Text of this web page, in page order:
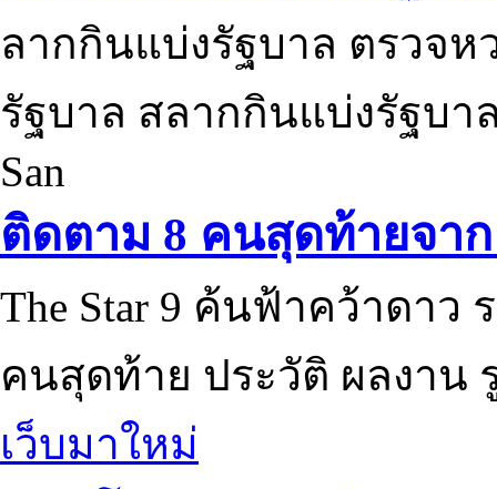
ลากกินแบ่งรัฐบาล ตรวจ
รัฐบาล สลากกินแบ่งรัฐบา
San
ติดตาม 8 คนสุดท้ายจาก
The Star 9 ค้นฟ้าคว้าดาว
คนสุดท้าย ประวัติ ผลงาน
เว็บมาใหม่